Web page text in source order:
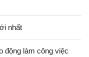
nhất
động làm công việc